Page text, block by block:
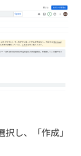
し、「作成」